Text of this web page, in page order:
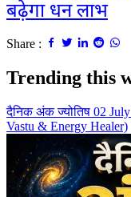
बढ़ेगा धन लाभ
Share :
Trending this
दैनिक अंक ज्योतिष 02
Vastu & Energy Healer)